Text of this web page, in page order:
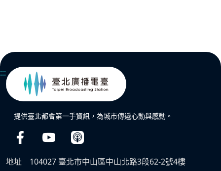
:::
提供臺北都會第一手資訊，為城市傳遞心動與感動。
地址 104027 臺北市中山區中山北路3段62-2號4樓